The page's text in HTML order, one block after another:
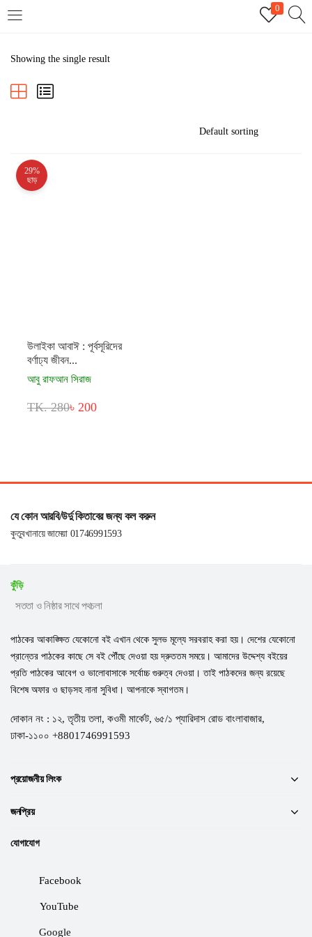
0
REGISTER
Showing the single result
29%
ছাড়
উলাইকা আবাঈ : পূর্বসূরিদের
বর্ণাঢ্য জীবন...
আবু রাফআন সিরাজ
TK. 280৳ 200
যে কোন আরবি/উর্দু কিতাবের জন্য কল করুন
কুতুবখানায়ে জামেয়া 01746991593
কুঁড়ি
সততা ও নিষ্ঠার সাথে পথচলা
পাঠকের আকাঙ্ক্ষিত যেকোনো বই এখান থেকে সুলভ মূল্যে সরবরাহ করা হয়। দেশের যেকোনো
প্রান্তের পাঠকের কাছে সে বই পৌঁছে দেওয়া হয় দ্রুততম সময়ে। আমাদের উদ্দেশ্য বইয়ের
প্রতি পাঠকের আবেগ ও ভালোবাসাকে সর্বোচ্চ গুরুত্ব দেওয়া। তাই পাঠকদের জন্য রয়েছে
বিশেষ অফার ও ছাড়সহ নানা সুবিধা। আপনাকে স্বাগতম।
দোকান নং : ১২, তৃতীয় তলা, কওমী মার্কেট, ৬৫/১ প্যারিদাস রোড বাংলাবাজার,
ঢাকা-১১০০ +8801746991593
প্রয়োজনীয় লিংক
জনপ্রিয়
যোগাযোগ
Facebook
YouTube
Google